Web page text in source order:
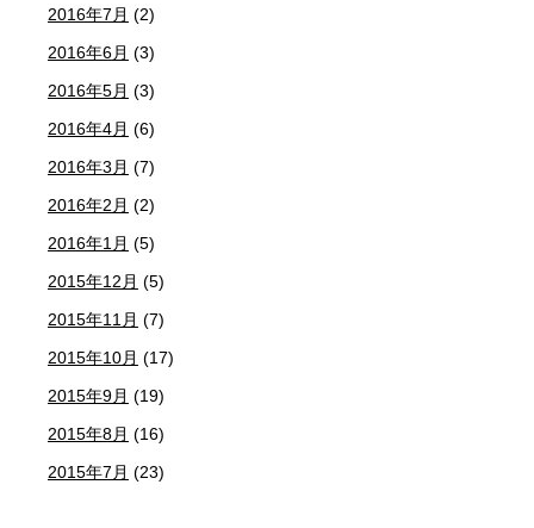
2016年7月 (2)
2016年6月 (3)
2016年5月 (3)
2016年4月 (6)
2016年3月 (7)
2016年2月 (2)
2016年1月 (5)
2015年12月 (5)
2015年11月 (7)
2015年10月 (17)
2015年9月 (19)
2015年8月 (16)
2015年7月 (23)